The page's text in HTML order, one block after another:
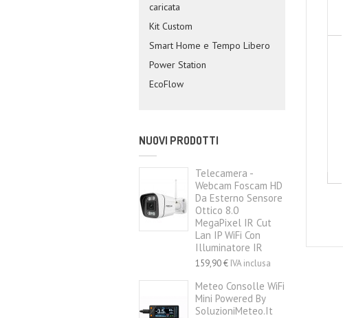
caricata
Kit Custom
Smart Home e Tempo Libero
Power Station
EcoFlow
NUOVI PRODOTTI
Telecamera -
Webcam Foscam HD
Da Esterno Sensore
Ottico 8.0
MegaPixel IR Cut
Lan IP WiFi Con
Illuminatore IR
159,90 € IVA inclusa
Meteo Consolle WiFi
Mini Powered By
SoluzioniMeteo.it